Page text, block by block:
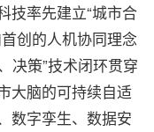
率先建立“城市合
创的人机协同理念
决策”技术闭环贯穿
大脑的可持续自适
数字孪生、数据安